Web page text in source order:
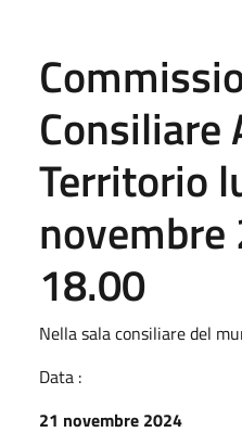
Consiliare
Territorio
novembre
18.00
Nella sala consiliare del
Data :
21 novembre 2024